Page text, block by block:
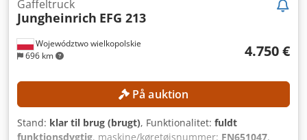
Województwo wielkopolskie
696 km
Gaffeltruck
Jungheinrich EFG 213
4.750 €
På auktion
Stand: klar til brug (brugt), Funktionalitet: fuldt
funktionsdygtig, maskine/køretøjsnummer: FN651047,